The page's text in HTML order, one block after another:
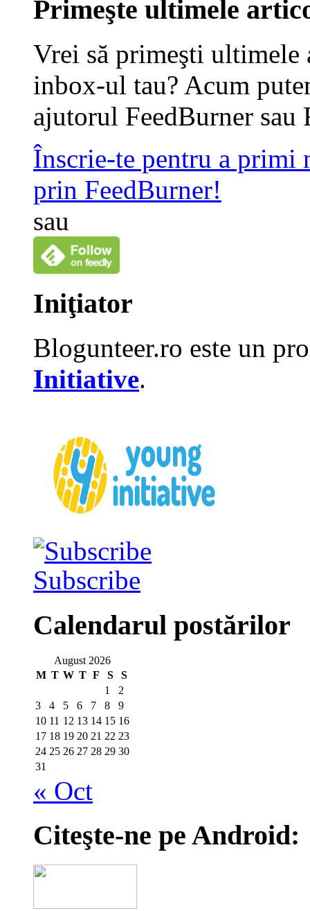
Primeşte ultimele
Vrei să primeşti
inbox-ul tau? Acum
ajutorul FeedBurner sau
Înscrie-te pentru a primi
prin FeedBurner!
sau
Iniţiator
Blogunteer.ro este un
Initiative.
Subscribe
Calendarul postărilor
August 2026
M T W T F S
S
1
2
3
4 5 6 7 8
9
10 11 12 13 14 15 16
17 18 19 20 21 22 23
24 25 26 27 28 29 30
31
« Oct
Citeşte-ne pe Android: